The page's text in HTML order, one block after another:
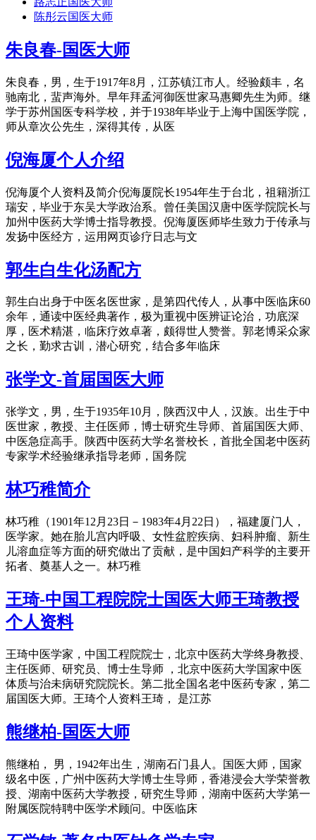
陈彤云国医大师
朱良春-国医大师
朱良春，男，生于1917年8月，江苏镇江市人。经验颇丰，名
驰南北，蜚声海外。早年拜孟河御医世家马惠卿先生为师。继
学于苏州国医专科学校，并于1938年毕业于上海中国医学院，
师从章次公先生，深得其传，从医
倪海厦个人介绍
倪海厦个人资料及简介倪海厦院长1954年生于台北，祖籍浙江
瑞安，毕业于东吴大学政治系。曾任美国汉唐中医学院院长与
加州中医药大学博士指导教授。倪海厦医师毕生致力于传承与
发扬中医经方，运用网页诊疗日志与文
郭生白生化汤配方
郭生白出身于中医名医世家，是第四代传人，从事中医临床60
余年，通读中医经典著作，极为重视中医辨证论治，功底深
厚，医术精湛，临床疗效卓著，颇得世人赞誉。郭老博采众家
之长，勤求古训，潜心研究，结合多年临床
张学文-首届国医大师
张学文，男，生于1935年10月，陕西汉中人，汉族。出生于中
医世家，教授、主任医师，博士研究生导师、首届国医大师、
中医急症高手。陕西中医药大学名誉校长，首批全国老中医药
专家学术经验继承指导老师，国务院
林巧稚简介
林巧稚（1901年12月23日－1983年4月22日），福建厦门人，
医学家。她在胎儿宫内呼吸、女性盆腔疾病、妇科肿瘤、新生
儿溶血症等方面的研究做出了贡献，是中国妇产科学的主要开
拓者、奠基人之一。林巧稚
王琦-中国工程院院士国医大师王琦教授
个人资料
王琦中医学家，中国工程院院士，北京中医药大学终身教授、
主任医师、研究员、博士生导师 ，北京中医药大学国家中医
体质与治未病研究院院长。第二批全国名老中医药专家，第二
届国医大师。王琦个人资料王琦， 是江苏
熊继柏-国医大师
熊继柏， 男，1942年出生，湖南石门县人。国医大师，国家
级名中医，广州中医药大学博士生导师，香港浸会大学荣誉教
授、湖南中医药大学教授，研究生导师，湖南中医药大学第一
附属医院特聘中医学术顾问。中医临床